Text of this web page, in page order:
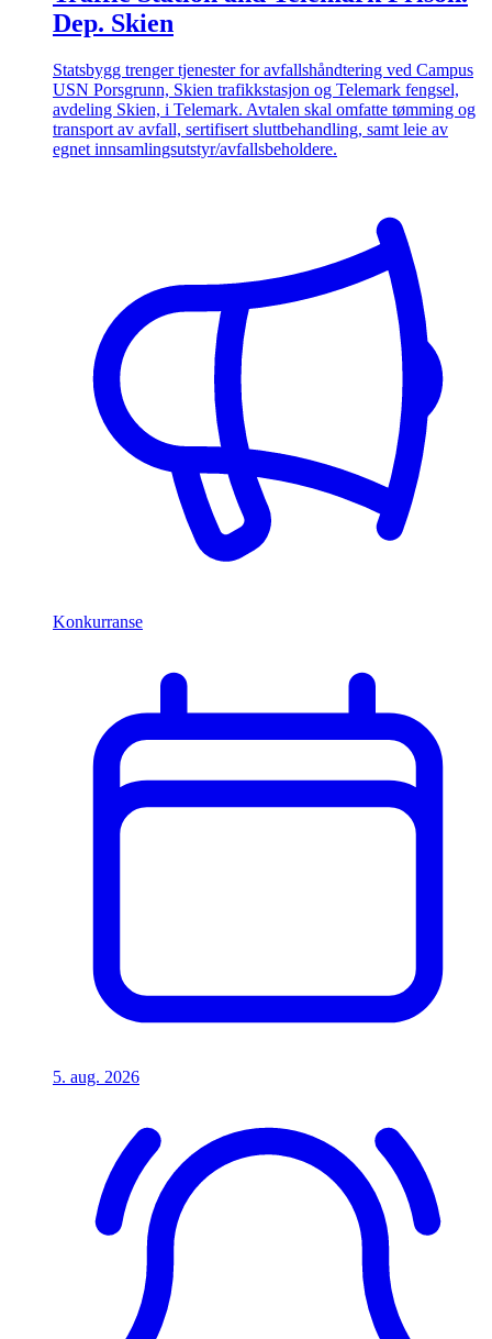
Dep. Skien
Statsbygg trenger tjenester for avfallshåndtering ved Campus
USN Porsgrunn, Skien trafikkstasjon og Telemark fengsel,
avdeling Skien, i Telemark. Avtalen skal omfatte tømming og
transport av avfall, sertifisert sluttbehandling, samt leie av
egnet innsamlingsutstyr/avfallsbeholdere.
Konkurranse
5. aug. 2026